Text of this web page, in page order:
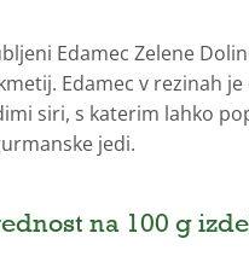
Edamec Zelene
Edamec v rezinah
siri, s katerim lahko
jedi.
na 100 g